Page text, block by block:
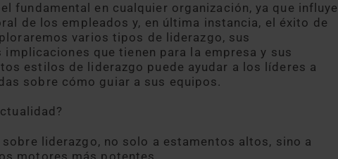
fundamental en cualquier organización, ya que influye
de los empleados y, en última instancia, el éxito de
varios tipos de liderazgo, sus
que tienen para la empresa y sus
estilos de liderazgo puede ayudar a los líderes a
sobre cómo guiar a sus equipos.
liderazgo, no solo a estamentos altos, sino a